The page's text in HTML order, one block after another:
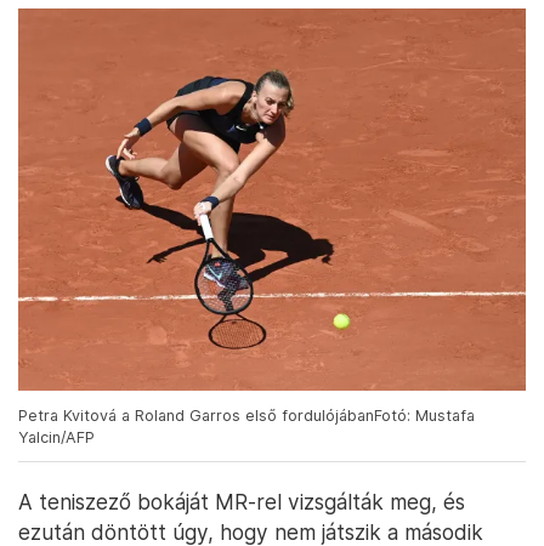
Petra Kvitová a Roland Garros első fordulójábanFotó: Mustafa
Yalcin/AFP
A teniszező bokáját MR-rel vizsgálták meg, és
ezután döntött úgy, hogy nem játszik a második